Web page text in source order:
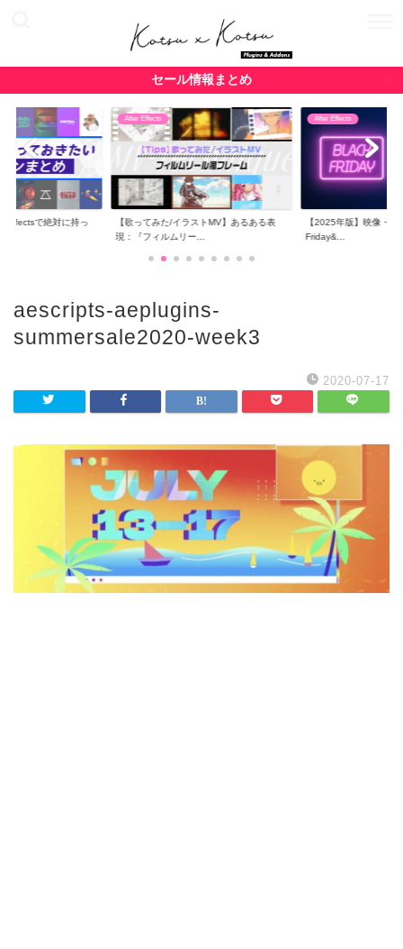
セール情報まとめ
Effectsで絶対に持っ
After Effects
【歌ってみた/イラストMV】あるある表
現：『フィルムリー...
After Effects
【2025年版】映像・
Friday&...
aescripts-aeplugins-
summersale2020-week3
2020-07-17